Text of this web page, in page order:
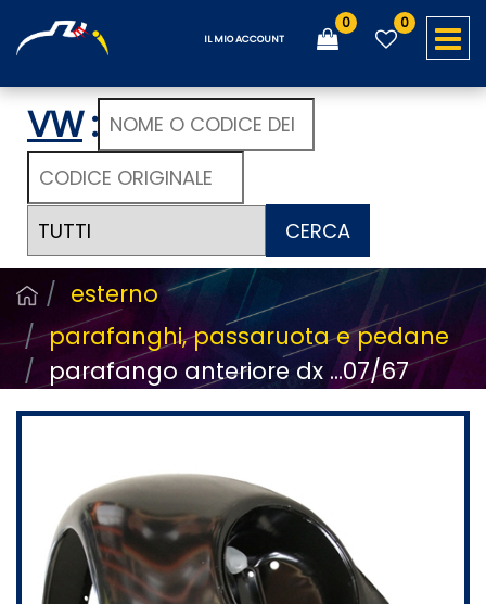
IL MIO ACCOUNT
0 0
VW:
CERCA
esterno
parafanghi, passaruota e pedane
parafango anteriore dx ...07/67